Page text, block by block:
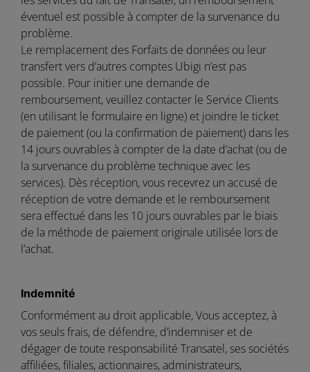
éventuel est possible à compter de la survenance du
problème.
Le remplacement des Forfaits de données ou leur
transfert vers d’autres comptes Ubigi n’est pas
possible. Pour initier une demande de
remboursement, veuillez contacter le Service Clients
(en utilisant le formulaire en ligne) et joindre le ticket
de paiement (ou la confirmation de paiement) dans les
14 jours ouvrables à compter de la date d’achat (ou de
la survenance du problème technique avec les
services). Dès réception, vous recevrez un accusé de
réception de votre demande et le remboursement
sera effectué dans les 10 jours ouvrables par le biais
de la méthode de paiement originale utilisée lors de
l’achat.
Indemnité
Conformément au droit applicable, Vous acceptez, à
vos seuls frais, de défendre, d’indemniser et de
dégager de toute responsabilité Transatel, ses sociétés
affiliées, filiales, actionnaires, administrateurs,